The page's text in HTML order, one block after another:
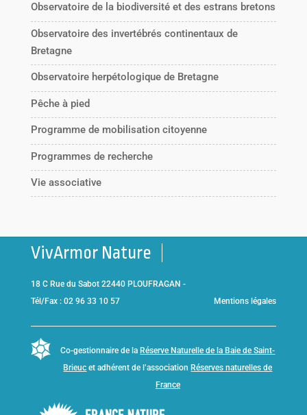
Observatoire de la biodiversité et des estrans bretons
Observatoire des invertébrés continentaux de
Bretagne
Observatoire herpétologique de Bretagne
Pêche à pied
Programme de mobilisation citoyenne
Programmes de recherche
Vie associative
VivArmor Nature
18 C Rue du Sabot 22440 PLOUFRAGAN -
Tél/Fax : 02 96 33 10 57
Mentions légales
Co-gestionnaire de la Réserve Naturelle de la Baie de Saint-
Brieuc et adhérent de l’association Réserves naturelles de
France